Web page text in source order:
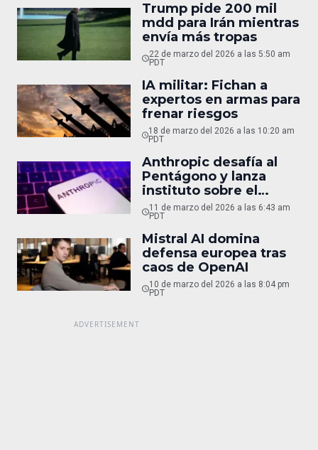
Trump pide 200 mil
mdd para Irán mientras
envía más tropas
22 de marzo del 2026 a las 5:50 am
PDT
IA militar: Fichan a
expertos en armas para
frenar riesgos
18 de marzo del 2026 a las 10:20 am
PDT
Anthropic desafía al
Pentágono y lanza
instituto sobre el
impacto de la IA
11 de marzo del 2026 a las 6:43 am
PDT
Mistral AI domina
defensa europea tras
caos de OpenAI
10 de marzo del 2026 a las 8:04 pm
PDT